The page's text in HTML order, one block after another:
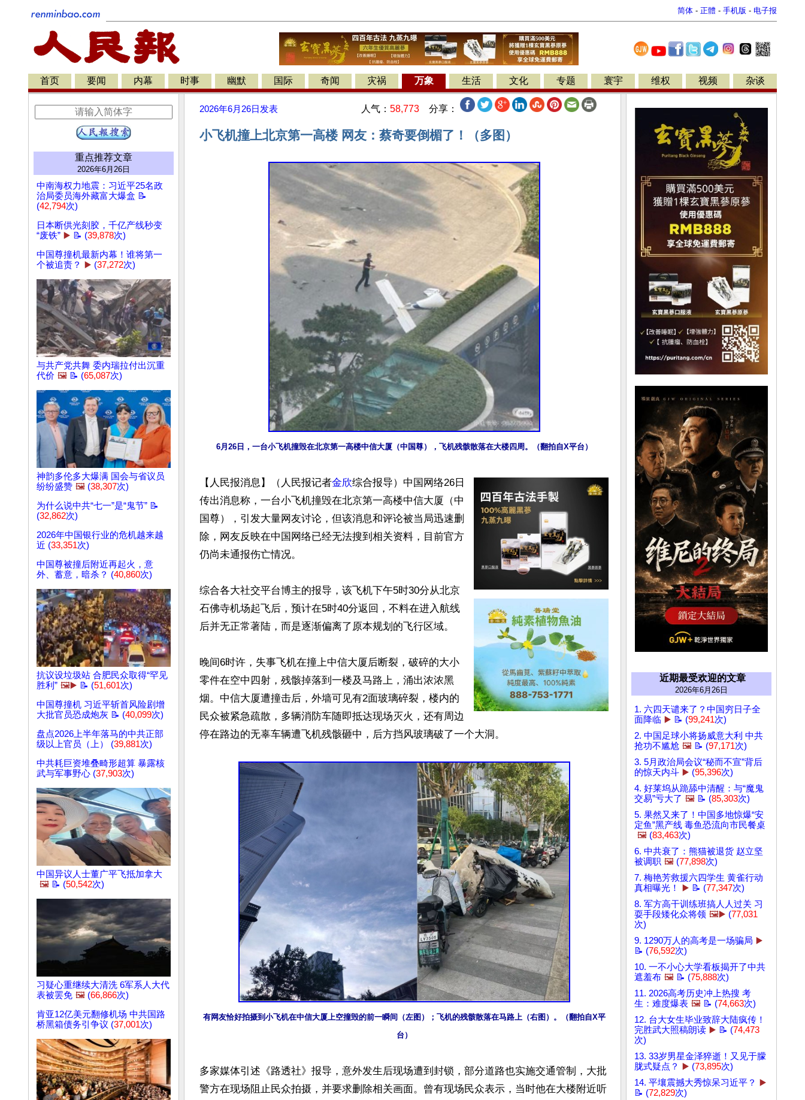
简体 - 正體 - 手机版 - 电子报
首页 要闻 内幕 时事 幽默 国际 奇闻 灾祸 万象 生活 文化 专题 寰宇 维权 视频 杂谈
重点推荐文章
2026年6月26日
中南海权力地震：习近平25名政
治局委员海外藏富大爆盒 📝
(42,794次)
日本断供光刻胶，千亿产线秒变
“废铁” ▶️ 📝 (39,878次)
中国尊撞机最新内幕！谁将第一
个被追责？
▶️ (37,272次)
与共产党共舞 委内瑞拉付出沉重
代价 🖼️ 📝 (65,087次)
神韵多伦多大爆满 国会与省议员
纷纷盛赞 🖼️ (38,307次)
为什么说中共“七一”是“鬼节” 📝
(32,862次)
2026年中国银行业的危机越来越
近 (33,351次)
中国尊被撞后附近再起火，意
外、蓄意，暗杀？ (40,860次)
抗议设垃圾站 合肥民众取得“罕见
胜利” 🖼️▶️ 📝 (51,601次)
中国尊撞机 习近平斩首风险剧增
大批官员恐成炮灰 📝 (40,099次)
盘点2026上半年落马的中共正部
级以上官员（上） (39,881次)
中共耗巨资堆叠畸形超算 暴露核
武与军事野心 (37,903次)
中国异议人士董广平飞抵加拿大
🖼️ 📝 (50,542次)
习疑心重继续大清洗 6军系人大代
表被罢免 🖼️ (66,866次)
肯亚12亿美元翻修机场 中共国路
桥黑箱债务引争议 (37,001次)
2026年6月26日 发表 人气： 58,773 分享：
小飞机撞上北京第一高楼 网友：蔡奇要倒楣了！（多图）
6月26日，一台小飞机撞毁在北京第一高楼中信大厦（中国尊），飞机残骸散落在大楼四周。（翻拍自X平台）
【人民报消息】（人民报记者金欣综合报导）中国网络26日
传出消息称，一台小飞机撞毁在北京第一高楼中信大厦（中
国尊），引发大量网友讨论，但该消息和评论被当局迅速删
除，网友反映在中国网络已经无法搜到相关资料，目前官方
仍尚未通报伤亡情况。
综合各大社交平台博主的报导，该飞机下午5时30分从北京
石佛寺机场起飞后，预计在5时40分返回，不料在进入航线
后并无正常著陆，而是逐渐偏离了原本规划的飞行区域。
晚间6时许，失事飞机在撞上中信大厦后断裂，破碎的大小
零件在空中四射，残骸掉落到一楼及马路上，涌出浓浓黑
烟。中信大厦遭撞击后，外墙可见有2面玻璃碎裂，楼内的
民众被紧急疏散，多辆消防车随即抵达现场灭火，还有周边
停在路边的无辜车辆遭飞机残骸砸中，后方挡风玻璃破了一个大洞。
有网友恰好拍摄到小飞机在中信大厦上空撞毁的前一瞬间（左图）；飞机的残骸散落在马路上（右图）。（翻拍自X平
台）
多家媒体引述《路透社》报导，意外发生后现场遭到封锁，部分道路也实施交通管制，大批
警方在现场阻止民众拍摄，并要求删除相关画面。曾有现场民众表示，当时他在大楼附近听
近期最受欢迎的文章
2026年6月26日
1. 六四天谴来了？中国穷日子全
面降临 ▶️ 📝 (99,241次)
2. 中国足球小将扬威意大利 中共
抢功不尴尬 🖼️ 📝 (97,171次)
3. 5月政治局会议“秘而不宣”背后
的惊天内斗 ▶️ (95,396次)
4. 好莱坞从跪舔中清醒：与“魔鬼
交易”亏大了 🖼️ 📝 (85,303次)
5. 果然又来了！中国多地惊爆“安
定鱼”黑产线 毒鱼恐流向市民餐桌
🖼️ (83,463次)
6. 中共衰了：熊猫被退货 赵立坚
被调职 🖼️ (77,898次)
7. 梅艳芳救援六四学生 黄雀行动
真相曝光！
▶️ 📝 (77,347次)
8. 军方高干训练班搞人人过关 习
耍手段矮化众将领 🖼️▶️ (77,031
次)
9. 1290万人的高考是一场骗局 ▶️
📝 (76,592次)
10. 一不小心大学看板揭开了中共
遮羞布 🖼️ 📝 (75,888次)
11. 2026高考历史冲上热搜 考
生：难度爆表 🖼️ 📝 (74,663次)
12. 台大女生毕业致辞大陆疯传！
完胜武大照稿朗读 ▶️ 📝 (74,473
次)
13. 33岁男星金泽猝逝！又见于朦
胧式疑点？
▶️ (73,895次)
14. 平壤震撼大秀惊呆习近平？
▶️
📝 (72,829次)